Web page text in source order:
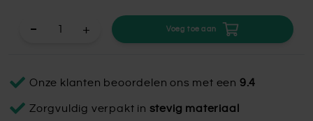
+ Voeg toe aan
Onze klanten beoordelen ons met een 9.4
Zorgvuldig verpakt in stevig materiaal